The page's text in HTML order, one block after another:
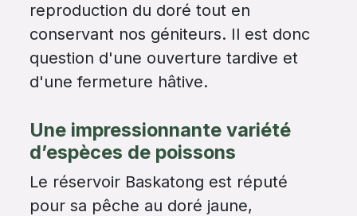
reproduction du doré tout en
conservant nos géniteurs. Il est donc
question d'une ouverture tardive et
d'une fermeture hâtive.
Une impressionnante variété
d’espèces de poissons
Le réservoir Baskatong est réputé
pour sa pêche au doré jaune,